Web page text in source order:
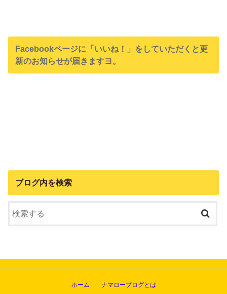
Facebookページに「いいね！」をしていただくと更
新のお知らせが届きますヨ。
ブログ内を検索
ホーム ナマローブログとは